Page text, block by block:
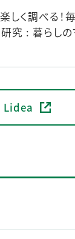
しく調べる
究 : 暮らしの
Lidea